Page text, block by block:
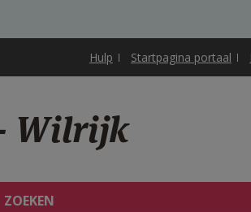
Hulp Startpagina portaal
Wilrijk
ZOEKEN